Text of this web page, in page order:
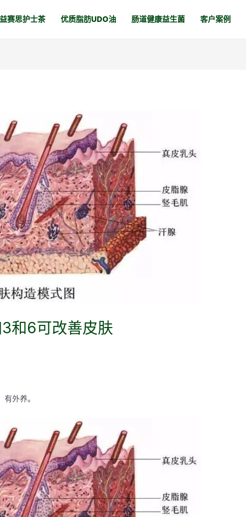
益赛思护士茶 优质脂肪UDO油 肠道健康益生菌 客户案例
和6可改善皮肤
外养。